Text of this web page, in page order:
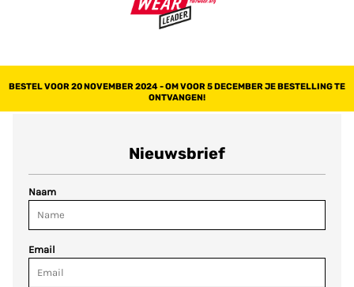
BESTEL VOOR 20 NOVEMBER 2024 - OM VOOR 5 DECEMBER JE BESTELLING TE
ONTVANGEN!
Nieuwsbrief
Naam
Email